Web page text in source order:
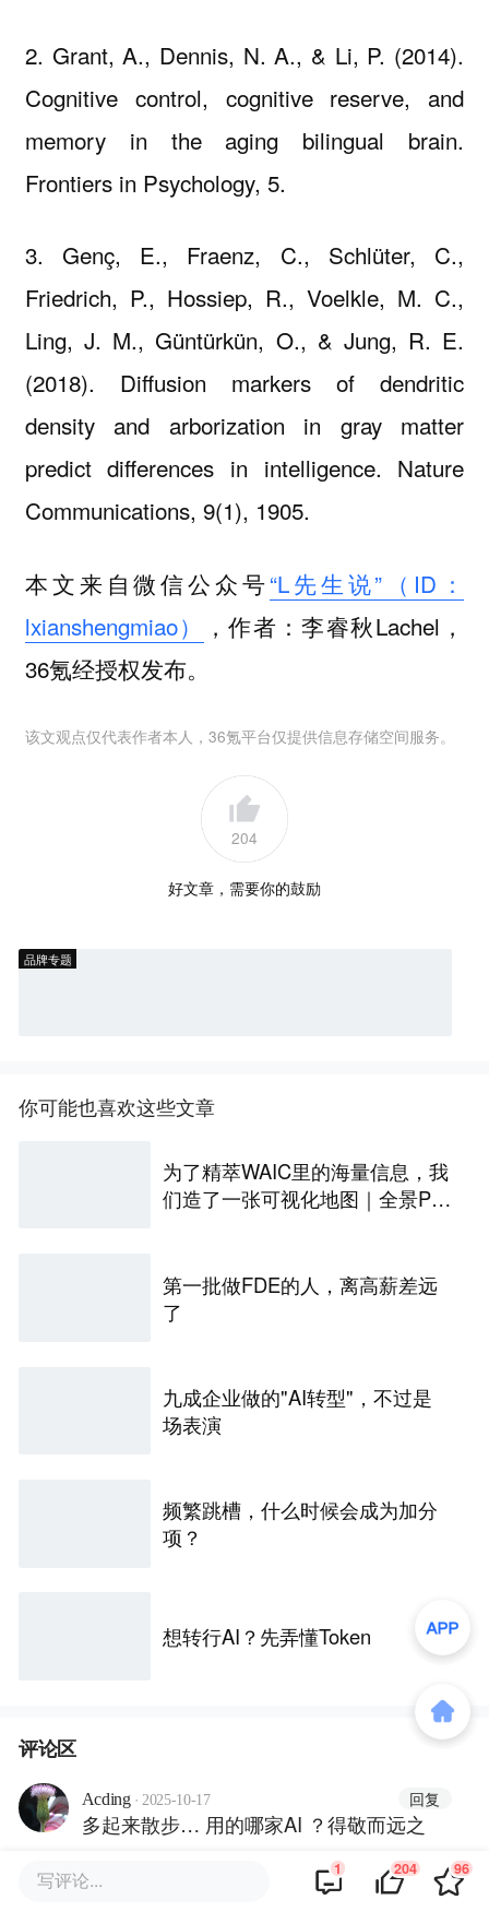
2. Grant, A., Dennis, N. A., & Li, P. (2014).
Cognitive control, cognitive reserve, and
memory in the aging bilingual brain.
Frontiers in Psychology, 5.
3. Genç, E., Fraenz, C., Schlüter, C.,
Friedrich, P., Hossiep, R., Voelkle, M. C.,
Ling, J. M., Güntürkün, O., & Jung, R. E.
(2018). Diffusion markers of dendritic
density and arborization in gray matter
predict differences in intelligence. Nature
Communications, 9(1), 1905.
本文来自微信公众号“L先生说”（ID：
lxianshengmiao）
，作者：李睿秋Lachel，
36氪经授权发布。
该文观点仅代表作者本人，36氪平台仅提供信息存储空间服务。
204
好文章，需要你的鼓励
品牌专题
你可能也喜欢这些文章
为了精萃WAIC里的海量信息，我
们造了一张可视化地图｜全景PA
第一批做FDE的人，离高薪差远
了
九成企业做的"AI转型"，不过是
场表演
频繁跳槽，什么时候会成为加分
项？
想转行AI？先弄懂Token
评论区
Acding · 2025-10-17 回复
多起来散步… 用的哪家AI ？得敬而远之
写评论... 1 204 96